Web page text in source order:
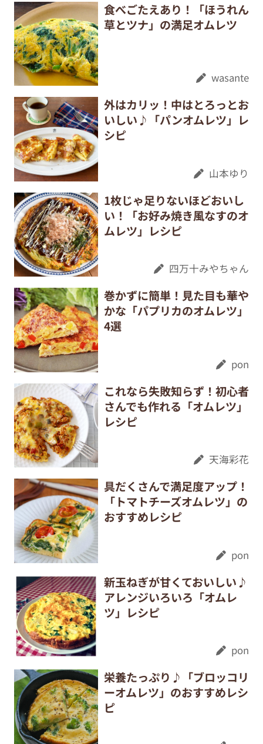
食べごたえあり！「ほうれん
草とツナ」の満足オムレツ
wasante
外はカリッ！中はとろっとお
いしい♪「パンオムレツ」レ
シピ
山本ゆり
1枚じゃ足りないほどおいし
い！「お好み焼き風なすのオ
ムレツ」レシピ
四万十みやちゃん
巻かずに簡単！見た目も華や
かな「パプリカのオムレツ」
4選
pon
これなら失敗知らず！初心者
さんでも作れる「オムレツ」
レシピ
天海彩花
具だくさんで満足度アップ！
「トマトチーズオムレツ」の
おすすめレシピ
pon
新玉ねぎが甘くておいしい♪
アレンジいろいろ「オムレ
ツ」レシピ
pon
栄養たっぷり♪「ブロッコリ
ーオムレツ」のおすすめレシ
ピ